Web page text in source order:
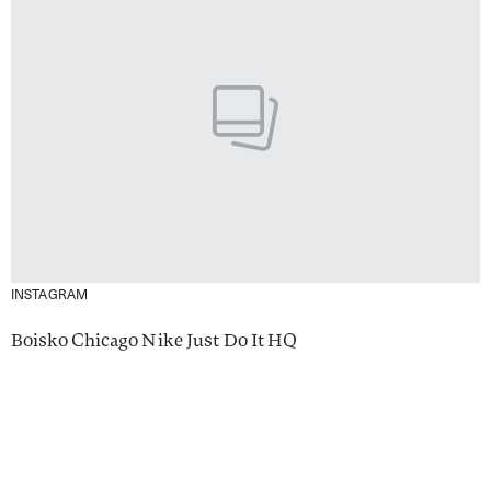
INSTAGRAM
Boisko Chicago Nike Just Do It HQ